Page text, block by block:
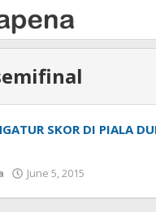
SKOR DI PIALA
June 5, 2015